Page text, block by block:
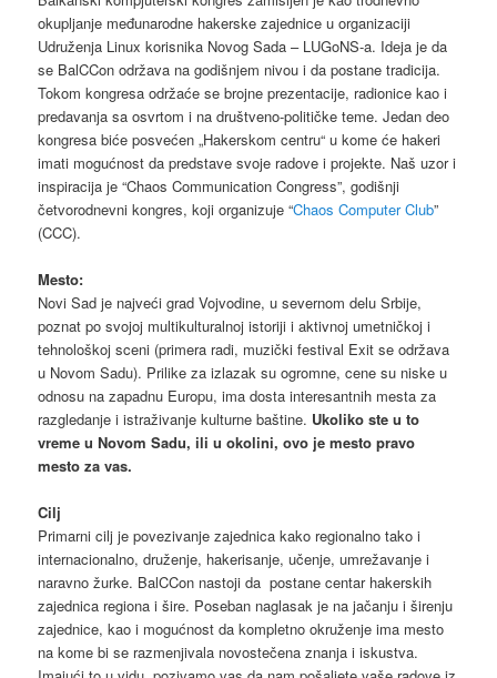
okupljanje međunarodne hakerske zajednice u organizaciji
Udruženja Linux korisnika Novog Sada – LUGoNS-a. Ideja je da
se BalCCon održava na godišnjem nivou i da postane tradicija.
Tokom kongresa održaće se brojne prezentacije, radionice kao i
predavanja sa osvrtom i na društveno-političke teme. Jedan deo
kongresa biće posvećen „Hakerskom centru“ u kome će hakeri
imati mogućnost da predstave svoje radove i projekte. Naš uzor i
inspiracija je “Chaos Communication Congress”, godišnji
četvorodnevni kongres, koji organizuje “Chaos Computer Club”
(CCC).
Mesto:
Novi Sad je najveći grad Vojvodine, u severnom delu Srbije,
poznat po svojoj multikulturalnoj istoriji i aktivnoj umetničkoj i
tehnološkoj sceni (primera radi, muzički festival Exit se održava
u Novom Sadu). Prilike za izlazak su ogromne, cene su niske u
odnosu na zapadnu Europu, ima dosta interesantnih mesta za
razgledanje i istraživanje kulturne baštine. Ukoliko ste u to
vreme u Novom Sadu, ili u okolini, ovo je mesto pravo
mesto za vas.
Cilj
Primarni cilj je povezivanje zajednica kako regionalno tako i
internacionalno, druženje, hakerisanje, učenje, umrežavanje i
naravno žurke. BalCCon nastoji da postane centar hakerskih
zajednica regiona i šire. Poseban naglasak je na jačanju i širenju
zajednice, kao i mogućnost da kompletno okruženje ima mesto
na kome bi se razmenjivala novostečena znanja i iskustva.